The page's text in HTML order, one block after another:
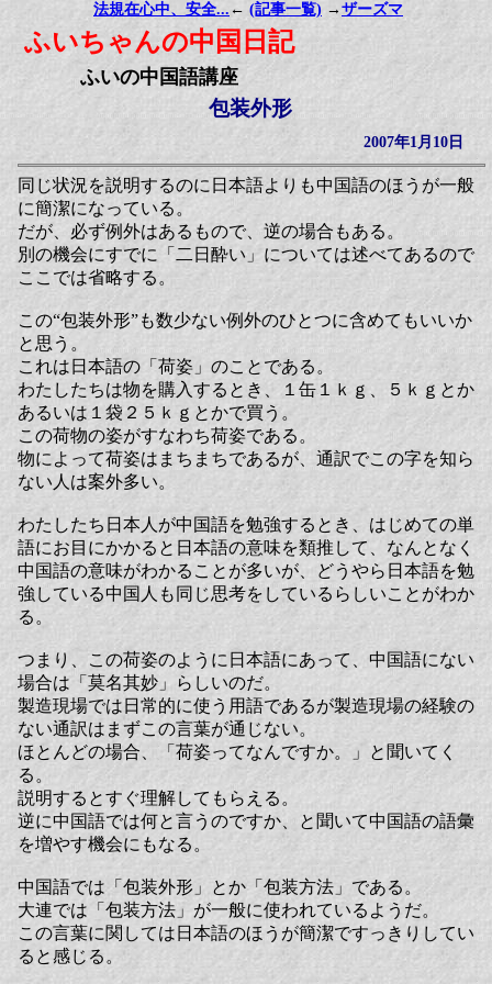
法規在心中、安全... ← (記事一覧) → ザーズマ
ふいちゃんの中国日記
ふいの中国語講座
包装外形
2007年1月10日
同じ状況を説明するのに日本語よりも中国語のほうが一般
に簡潔になっている。
だが、必ず例外はあるもので、逆の場合もある。
別の機会にすでに「二日酔い」については述べてあるので
ここでは省略する。
この“包装外形”も数少ない例外のひとつに含めてもいいか
と思う。
これは日本語の「荷姿」のことである。
わたしたちは物を購入するとき、１缶１ｋｇ、５ｋｇとか
あるいは１袋２５ｋｇとかで買う。
この荷物の姿がすなわち荷姿である。
物によって荷姿はまちまちであるが、通訳でこの字を知ら
ない人は案外多い。
わたしたち日本人が中国語を勉強するとき、はじめての単
語にお目にかかると日本語の意味を類推して、なんとなく
中国語の意味がわかることが多いが、どうやら日本語を勉
強している中国人も同じ思考をしているらしいことがわか
る。
つまり、この荷姿のように日本語にあって、中国語にない
場合は「莫名其妙」らしいのだ。
製造現場では日常的に使う用語であるが製造現場の経験の
ない通訳はまずこの言葉が通じない。
ほとんどの場合、「荷姿ってなんですか。」と聞いてく
る。
説明するとすぐ理解してもらえる。
逆に中国語では何と言うのですか、と聞いて中国語の語彙
を増やす機会にもなる。
中国語では「包装外形」とか「包装方法」である。
大連では「包装方法」が一般に使われているようだ。
この言葉に関しては日本語のほうが簡潔ですっきりしてい
ると感じる。